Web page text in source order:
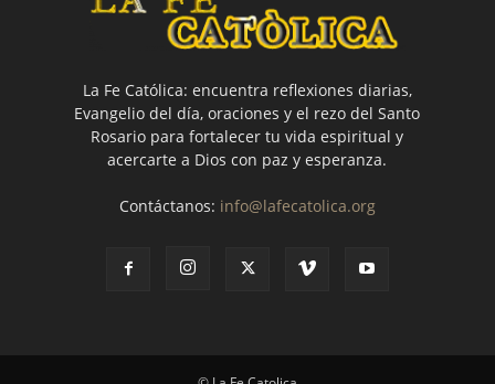
La Fe Católica: encuentra reflexiones diarias,
Evangelio del día, oraciones y el rezo del Santo
Rosario para fortalecer tu vida espiritual y
acercarte a Dios con paz y esperanza.
Contáctanos: info@lafecatolica.org